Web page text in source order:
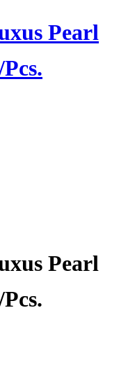
Pearl
Pearl